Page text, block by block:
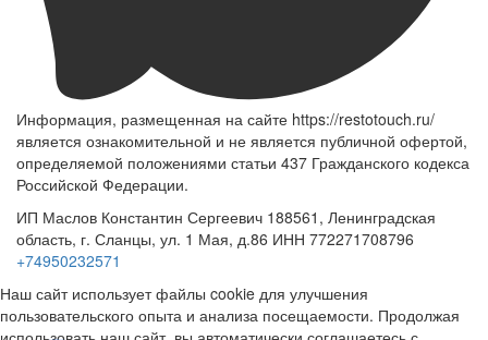
Информация, размещенная на сайте https://restotouch.ru/
является ознакомительной и не является публичной офертой,
определяемой положениями статьи 437 Гражданского кодекса
Российской Федерации.
ИП Маслов Константин Сергеевич 188561, Ленинградская
область, г. Сланцы, ул. 1 Мая, д.86 ИНН 772271708796
+74950232571
Наш сайт использует файлы cookie для улучшения
пользовательского опыта и анализа посещаемости. Продолжая